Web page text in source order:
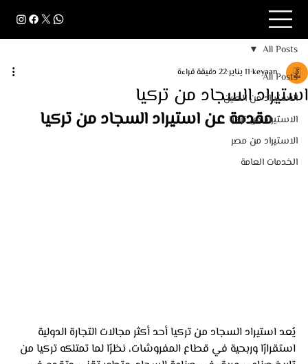
All Posts
الاستيراد من الصين
الاستيراد من تركيا
الاستيراد من مصر
الخدمات العامة
All Posts
استيراد السجاد من تركيا
keyaan 11 يناير 22 دقيقة قراءة
مقدمة عن استيراد السجاد من تركيا
يُعد استيراد السجاد من تركيا أحد أكثر مجالات التجارة الدولية
استقرارًا وربحية في قطاع المفروشات، نظرًا لما تمتلكه تركيا من